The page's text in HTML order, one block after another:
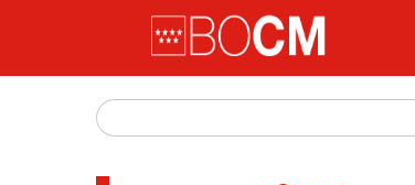
Pasar al contenido principal